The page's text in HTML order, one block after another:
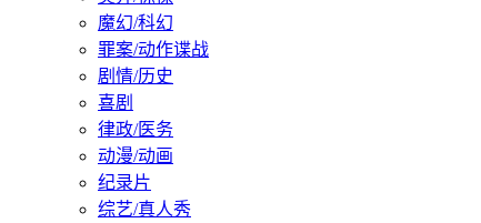
魔幻/科幻
罪案/动作谍战
剧情/历史
喜剧
律政/医务
动漫/动画
纪录片
综艺/真人秀